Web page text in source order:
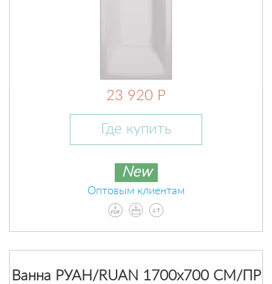
23 920 Р
Где купить
New
Оптовым клиентам
Ванна РУАН/RUAN 1700х700 СМ/ПР